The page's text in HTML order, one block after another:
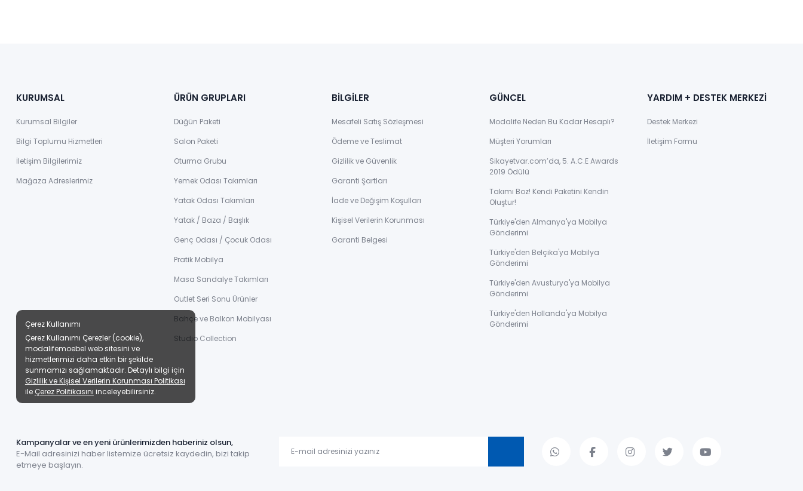
KURUMSAL
Kurumsal Bilgiler
Bilgi Toplumu Hizmetleri
İletişim Bilgilerimiz
Mağaza Adreslerimiz
ÜRÜN GRUPLARI
Düğün Paketi
Salon Paketi
Oturma Grubu
Yemek Odası Takımları
Yatak Odası Takımları
Yatak / Baza / Başlık
Genç Odası / Çocuk Odası
Pratik Mobilya
Masa Sandalye Takımları
Outlet Seri Sonu Ürünler
Bahçe ve Balkon Mobilyası
Studio Collection
BİLGİLER
Mesafeli Satış Sözleşmesi
Ödeme ve Teslimat
Gizlilik ve Güvenlik
Garanti Şartları
İade ve Değişim Koşulları
Kişisel Verilerin Korunması
Garanti Belgesi
GÜNCEL
Modalife Neden Bu Kadar Hesaplı?
Müşteri Yorumları
Sikayetvar.com’da, 5. A.C.E Awards
2019 Ödülü
Takımı Boz! Kendi Paketini Kendin
Oluştur!
Türkiye'den Almanya'ya Mobilya
Gönderimi
Türkiye'den Belçika'ya Mobilya
Gönderimi
Türkiye'den Avusturya'ya Mobilya
Gönderimi
Türkiye'den Hollanda'ya Mobilya
Gönderimi
YARDIM + DESTEK MERKEZİ
Destek Merkezi
İletişim Formu
Kampanyalar ve en yeni ürünlerimizden haberiniz olsun,
E-Mail adresinizi haber listemize ücretsiz kaydedin, bizi takip
etmeye başlayın.
Çerez Kullanımı
Çerez Kullanımı Çerezler (cookie),
modalifemoebel web sitesini ve
hizmetlerimizi daha etkin bir şekilde
sunmamızı sağlamaktadır. Detaylı bilgi için
Gizlilik ve Kişisel Verilerin Korunması Politikası
ile Çerez Politikasını inceleyebilirsiniz.